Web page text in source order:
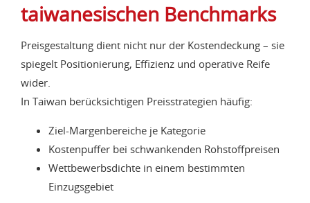
taiwanesischen Benchmarks
Preisgestaltung dient nicht nur der Kostendeckung – sie
spiegelt Positionierung, Effizienz und operative Reife
wider.
In Taiwan berücksichtigen Preisstrategien häufig:
Ziel-Margenbereiche je Kategorie
Kostenpuffer bei schwankenden Rohstoffpreisen
Wettbewerbsdichte in einem bestimmten
Einzugsgebiet